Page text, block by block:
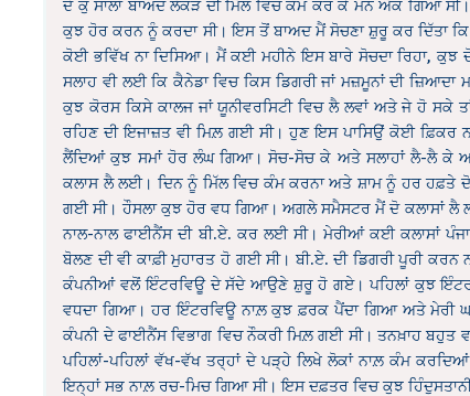
ਦੋ ਕੁ ਸਾਲਾਂ ਬਾਅਦ ਲੱਕੜ ਦੀ ਮਿੱਲ ਵਿਚ ਕੰਮ ਕਰ ਕੇ ਮਨ ਅੱਕ ਗਿਆ
ਕੁਝ ਹੋਰ ਕਰਨ ਨੂੰ ਕਰਦਾ ਸੀ। ਇਸ ਤੋਂ ਬਾਅਦ ਮੈਂ ਸੋਚਣਾ ਸ਼ੁਰੂ ਕਰ ਦਿੱਤਾ ਕਿ
ਕੋਈ ਭਵਿੱਖ ਨਾ ਦਿਸਿਆ। ਮੈਂ ਕਈ ਮਹੀਨੇ ਇਸ ਬਾਰੇ ਸੋਚਦਾ ਰਿਹਾ, ਕੁਝ
ਸਲਾਹ ਵੀ ਲਈ ਕਿ ਕੈਨੇਡਾ ਵਿਚ ਕਿਸ ਡਿਗਰੀ ਜਾਂ ਮਜ਼ਮੂਨਾਂ ਦੀ
ਕੁਝ ਕੋਰਸ ਕਿਸੇ ਕਾਲਜ ਜਾਂ ਯੂਨੀਵਰਸਿਟੀ ਵਿਚ ਲੈ ਲਵਾਂ ਅਤੇ ਜੇ ਹੋ ਸਕੇ
ਰਹਿਣ ਦੀ ਇਜਾਜ਼ਤ ਵੀ ਮਿਲ਼ ਗਈ ਸੀ। ਹੁਣ ਇਸ ਪਾਸਿਉਂ ਕੋਈ ਫ਼ਿਕਰ
ਲੈਂਦਿਆਂ ਕੁਝ ਸਮਾਂ ਹੋਰ ਲੰਘ ਗਿਆ। ਸੋਚ-ਸੋਚ ਕੇ ਅਤੇ ਸਲਾਹਾਂ ਲੈ-ਲੈ ਕੇ
ਕਲਾਸ ਲੈ ਲਈ। ਦਿਨ ਨੂੰ ਮਿੱਲ ਵਿਚ ਕੰਮ ਕਰਨਾ ਅਤੇ ਸ਼ਾਮ ਨੂੰ ਹਰ ਹਫ਼ਤੇ ਦੋ
ਗਈ ਸੀ। ਹੌਸਲਾ ਕੁਝ ਹੋਰ ਵਧ ਗਿਆ। ਅਗਲੇ ਸਮੈਸਟਰ ਮੈਂ ਦੋ ਕਲਾਸਾਂ ਲੈ
ਨਾਲ-ਨਾਲ ਫਾਈਨੈਂਸ ਦੀ ਬੀ.ਏ. ਕਰ ਲਈ ਸੀ। ਮੇਰੀਆਂ ਕਈ
ਬੋਲਣ ਦੀ ਵੀ ਕਾਫ਼ੀ ਮੁਹਾਰਤ ਹੋ ਗਈ ਸੀ। ਬੀ.ਏ. ਦੀ ਡਿਗਰੀ ਪੂਰੀ
ਕੰਪਨੀਆਂ ਵਲੋਂ ਇੰਟਰਵਿਊ ਦੇ ਸੱਦੇ ਆਉਣੇ ਸ਼ੁਰੂ ਹੋ ਗਏ। ਪਹਿਲਾਂ ਕੁਝ
ਵਧਦਾ ਗਿਆ। ਹਰ ਇੰਟਰਵਿਊ ਨਾਲ਼ ਕੁਝ ਫ਼ਰਕ ਪੈਂਦਾ ਗਿਆ ਅਤੇ ਮੇਰੀ
ਕੰਪਨੀ ਦੇ ਫਾਈਨੈਂਸ ਵਿਭਾਗ ਵਿਚ ਨੌਕਰੀ ਮਿਲ਼ ਗਈ ਸੀ। ਤਨਖ਼ਾਹ
ਪਹਿਲਾਂ-ਪਹਿਲਾਂ ਵੱਖ-ਵੱਖ ਤਰ੍ਹਾਂ ਦੇ ਪੜ੍ਹੇ ਲਿਖੇ ਲੋਕਾਂ ਨਾਲ਼ ਕੰਮ
ਇਨ੍ਹਾਂ ਸਭ ਨਾਲ਼ ਰਚ-ਮਿਚ ਗਿਆ ਸੀ। ਇਸ ਦਫ਼ਤਰ ਵਿਚ ਕੁਝ